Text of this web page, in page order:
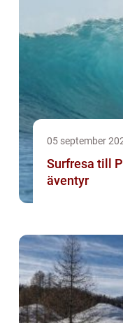
05 september
Surfresa till
äventyr